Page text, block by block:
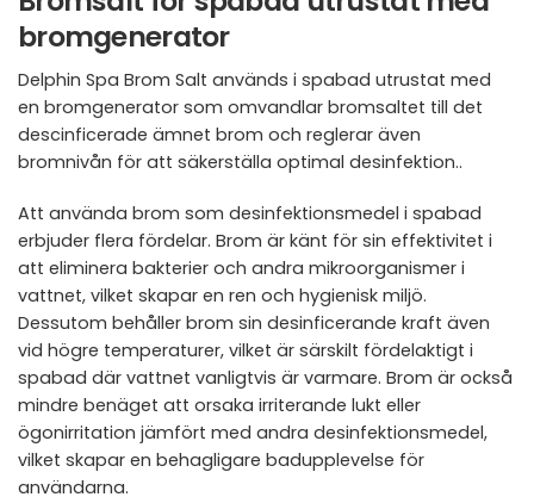
bromgenerator
Delphin Spa Brom Salt används i spabad utrustat med
en bromgenerator som omvandlar bromsaltet till det
descinficerade ämnet brom och reglerar även
bromnivån för att säkerställa optimal desinfektion..
Att använda brom som desinfektionsmedel i spabad
erbjuder flera fördelar. Brom är känt för sin effektivitet i
att eliminera bakterier och andra mikroorganismer i
vattnet, vilket skapar en ren och hygienisk miljö.
Dessutom behåller brom sin desinficerande kraft även
vid högre temperaturer, vilket är särskilt fördelaktigt i
spabad där vattnet vanligtvis är varmare. Brom är också
mindre benäget att orsaka irriterande lukt eller
ögonirritation jämfört med andra desinfektionsmedel,
vilket skapar en behagligare badupplevelse för
användarna.